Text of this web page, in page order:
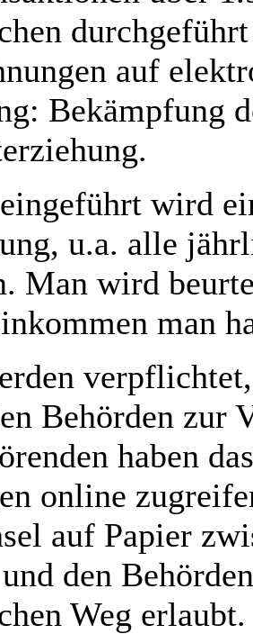
auf
Bekämpfung
wird
u.a. alle
Man wird
man
Behörden zur
haben
online
auf Papier
den
Weg erlaubt.